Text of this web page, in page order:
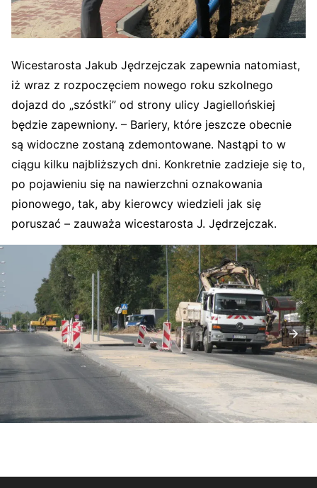
Wicestarosta Jakub Jędrzejczak zapewnia natomiast,
iż wraz z rozpoczęciem nowego roku szkolnego
dojazd do „szóstki” od strony ulicy Jagiellońskiej
będzie zapewniony. – Bariery, które jeszcze obecnie
są widoczne zostaną zdemontowane. Nastąpi to w
ciągu kilku najbliższych dni. Konkretnie zadzieje się to,
po pojawieniu się na nawierzchni oznakowania
pionowego, tak, aby kierowcy wiedzieli jak się
poruszać – zauważa wicestarosta J. Jędrzejczak.